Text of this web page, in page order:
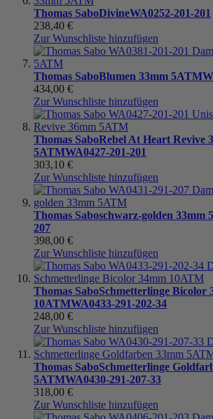
Thomas SaboDivineWA0252-201-201
238,40 €
Zur Wunschliste hinzufügen
Thomas SaboBlumen 33mm 5ATM
434,00 €
Zur Wunschliste hinzufügen
Thomas SaboRebel At Heart Revive
5ATMWA0427-201-201
303,10 €
Zur Wunschliste hinzufügen
Thomas Saboschwarz-golden 33mm
207
398,00 €
Zur Wunschliste hinzufügen
Thomas SaboSchmetterlinge Bicolor
10ATMWA0433-291-202-34
248,00 €
Zur Wunschliste hinzufügen
Thomas SaboSchmetterlinge
5ATMWA0430-291-207-33
318,00 €
Zur Wunschliste hinzufügen